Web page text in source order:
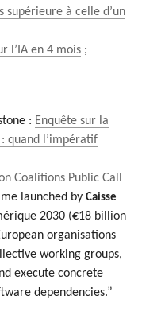
supérieure à celle d’un
l’IA en 4 mois;
: Enquête sur la
quand l’impératif
Coalitions Public Call
launched by Caisse
2030 (€18 billion
organisations
working groups,
execute concrete
dependencies.”